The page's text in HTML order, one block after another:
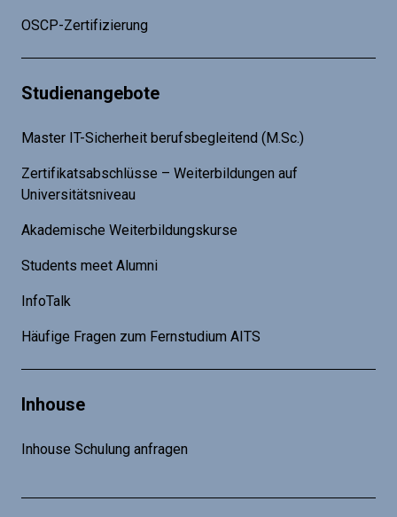
OSCP-Zertifizierung
Studienangebote
Master IT-Sicherheit berufsbegleitend (M.Sc.)
Zertifikatsabschlüsse – Weiterbildungen auf
Universitätsniveau
Akademische Weiterbildungskurse
Students meet Alumni
InfoTalk
Häufige Fragen zum Fernstudium AITS
Inhouse
Inhouse Schulung anfragen